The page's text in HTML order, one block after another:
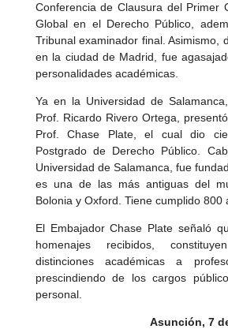
Conferencia de Clausura del Primer
Global en el Derecho Público,
Tribunal examinador final. Asimismo,
en la ciudad de Madrid, fue
personalidades académicas.
Ya en la Universidad de
Prof. Ricardo Rivero Ortega,
Prof. Chase Plate, el cual dio
Postgrado de Derecho Público.
Universidad de Salamanca, fue
es una de las más antiguas del
Bolonia y Oxford. Tiene cumplido 800
El Embajador Chase Plate señaló
homenajes recibidos,
distinciones académicas a
prescindiendo de los cargos
personal.
Asunción, 7